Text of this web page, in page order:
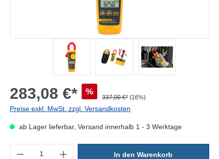
283,08 €* %
337,00 €* (16%)
Preise exkl. MwSt. zzgl. Versandkosten
ab Lager lieferbar, Versand innerhalb 1 - 3 Werktage
In den Warenkorb